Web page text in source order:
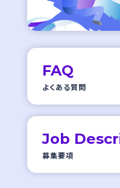
FAQ
よくある質問
Job
募集要項